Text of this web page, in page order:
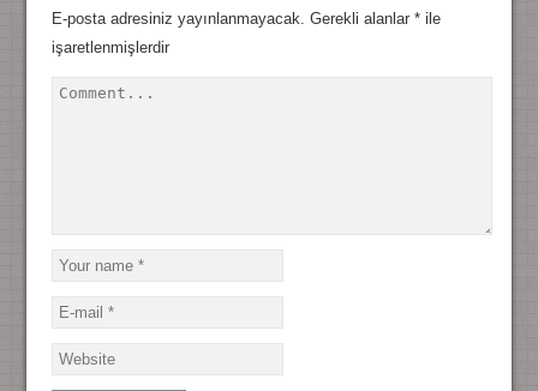
E-posta adresiniz yayınlanmayacak. Gerekli alanlar *ile
işaretlenmişlerdir